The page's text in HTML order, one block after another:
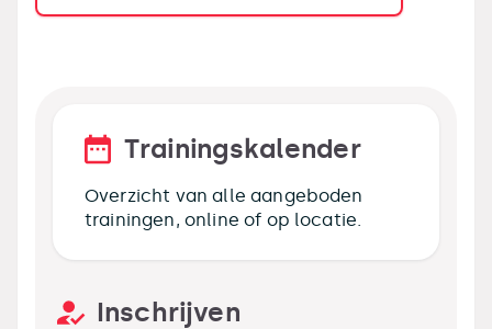
Trainingskalender
Overzicht van alle aangeboden
trainingen, online of op locatie.
Inschrijven